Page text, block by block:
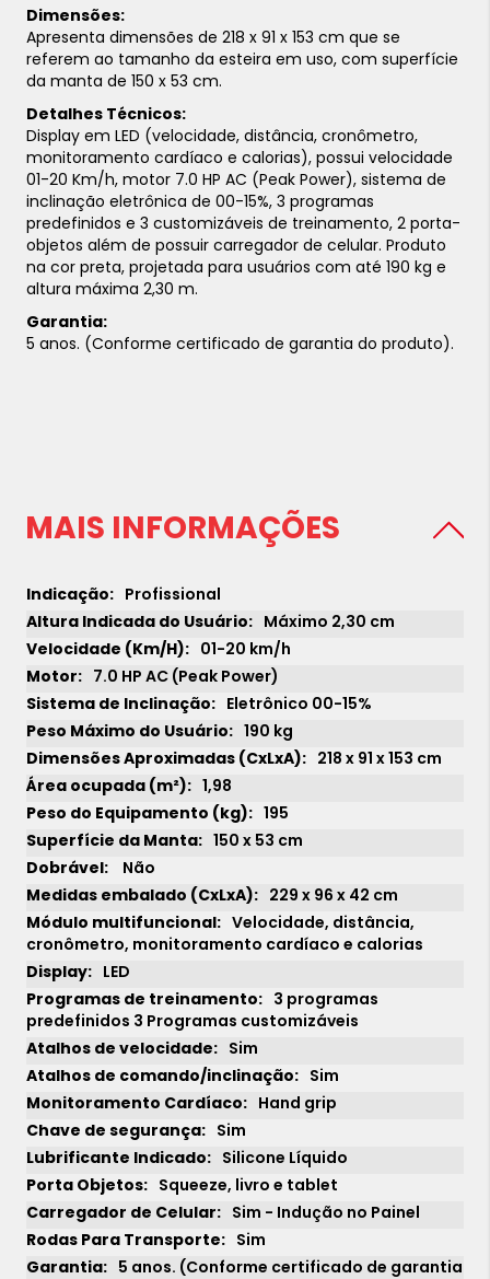
Dimensões:
Apresenta dimensões de 218 x 91 x 153 cm que se
referem ao tamanho da esteira em uso, com superfície
da manta de 150 x 53 cm.
Detalhes Técnicos:
Display em LED (velocidade, distância, cronômetro,
monitoramento cardíaco e calorias), possui velocidade
01-20 Km/h, motor 7.0 HP AC (Peak Power), sistema de
inclinação eletrônica de 00-15%, 3 programas
predefinidos e 3 customizáveis de treinamento, 2 porta-
objetos além de possuir carregador de celular. Produto
na cor preta, projetada para usuários com até 190 kg e
altura máxima 2,30 m.
Garantia:
5 anos. (Conforme certificado de garantia do produto).
MAIS INFORMAÇÕES
Profissional
Máximo 2,30 cm
01-20 km/h
7.0 HP AC (Peak Power)
Eletrônico 00-15%
190 kg
218 x 91 x 153 cm
1,98
195
150 x 53 cm
Não
229 x 96 x 42 cm
Velocidade, distância,
cronômetro, monitoramento cardíaco e calorias
LED
3 programas
predefinidos 3 Programas customizáveis
Sim
Sim
Hand grip
Sim
Silicone Líquido
Squeeze, livro e tablet
Sim - Indução no Painel
Sim
5 anos. (Conforme certificado de garantia